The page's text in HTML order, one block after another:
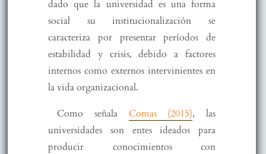
dado que la universidad es una forma
social su institucionalización se
caracteriza por presentar períodos de
estabilidad y crisis, debido a factores
internos como externos intervinientes en
la vida organizacional.
Como señala Comas (2015), las
universidades son entes ideados para
producir conocimientos con